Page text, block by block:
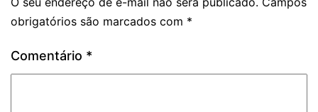
obrigatórios são marcados com *
Comentário *